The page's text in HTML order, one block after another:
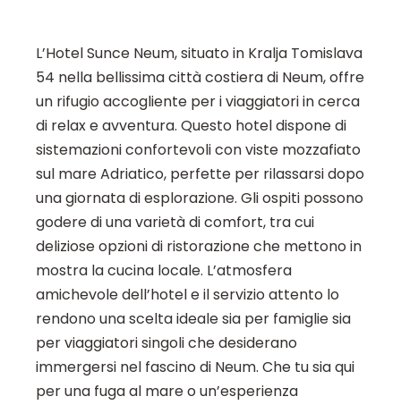
L’Hotel Sunce Neum, situato in Kralja Tomislava
54 nella bellissima città costiera di Neum, offre
un rifugio accogliente per i viaggiatori in cerca
di relax e avventura. Questo hotel dispone di
sistemazioni confortevoli con viste mozzafiato
sul mare Adriatico, perfette per rilassarsi dopo
una giornata di esplorazione. Gli ospiti possono
godere di una varietà di comfort, tra cui
deliziose opzioni di ristorazione che mettono in
mostra la cucina locale. L’atmosfera
amichevole dell’hotel e il servizio attento lo
rendono una scelta ideale sia per famiglie sia
per viaggiatori singoli che desiderano
immergersi nel fascino di Neum. Che tu sia qui
per una fuga al mare o un’esperienza